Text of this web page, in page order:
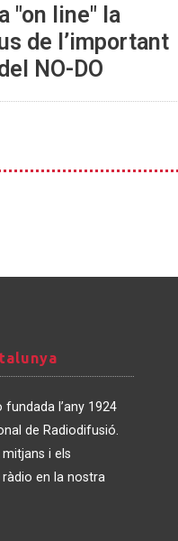
"on line" la
de l’important
NO-DO
l’any 1924
de Radiodifusió.
i els
en la nostra